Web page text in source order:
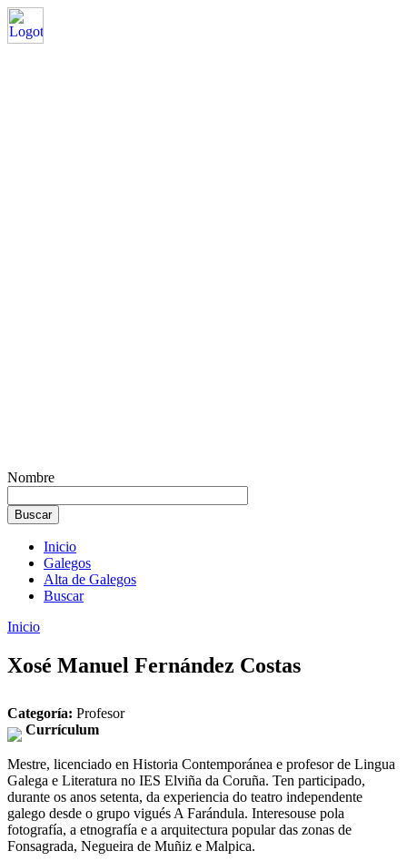
Nombre
Inicio
Galegos
Alta de Galegos
Buscar
Inicio
Xosé Manuel Fernández Costas
Categoría: Profesor
Currículum
Mestre, licenciado en Historia Contemporánea e profesor de Lingua
Galega e Literatura no IES Elviña da Coruña. Ten participado,
durante os anos setenta, da experiencia do teatro independente
galego desde o grupo vigués A Farándula. Interesouse pola
fotografía, a etnografía e a arquitectura popular das zonas de
Fonsagrada, Negueira de Muñiz e Malpica.